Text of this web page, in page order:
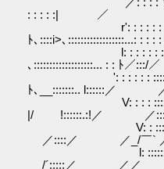
: : : : :| ／
r': : : : : : : ::l
ﾄ､::::i>､::::::::::::::::::...: :
l: : : : : : : ::::ﾚ
､:::::::::::::::::::... : : ﾄ／
': : : : : :
ﾄ､__:::::::.. l::::::／
V: : : :
|/ !::::::.:!／ ／
V: :
／::::／ ／_/￣`
l: :::::::::
/´:::::／ ／／